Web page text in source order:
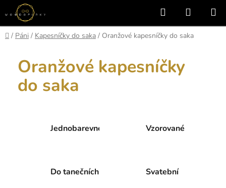
Přejít
na
obsah
Hledat
KOŠÍK
Domů
/ Páni / Kapesníčky do saka / Oranžové kapesníčky do saka
Oranžové kapesníčky
do saka
Jednobarevné Vzorované
Do tanečních Svatební